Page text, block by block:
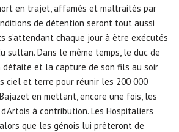
en trajet, affamés et maltraités par
de détention seront tout aussi
s’attendant chaque jour à être exécutés
sultan. Dans le même temps, le duc de
défaite et la capture de son fils au soir
ciel et terre pour réunir les 200 000
en mettant, encore une fois, les
à contribution. Les Hospitaliers
que les génois lui prêteront de